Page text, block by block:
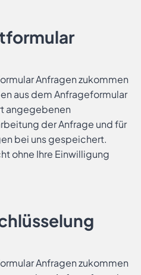
Anfragen zukommen
aus dem Anfrageformular
angegebenen
der Anfrage und für
bei uns gespeichert.
ohne Ihre Einwilligung
Anfragen zukommen